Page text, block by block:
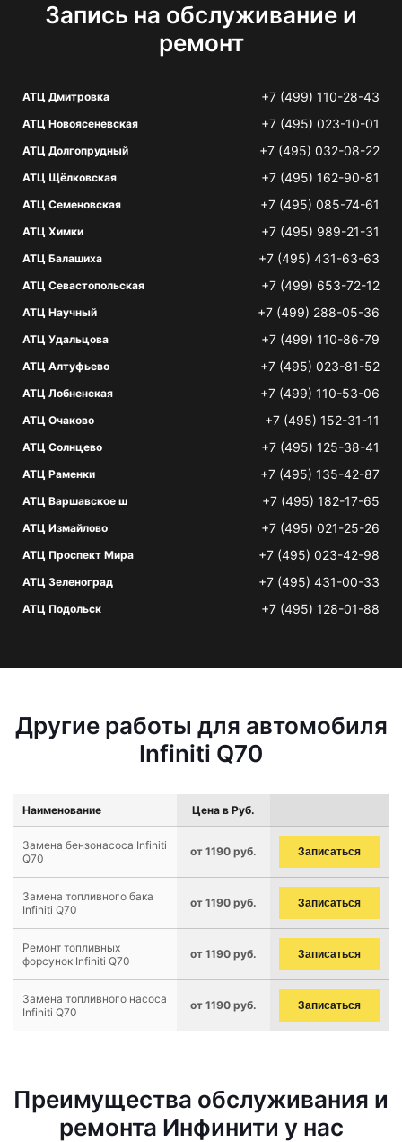
Запись на обслуживание и
ремонт
АТЦ Дмитровка +7 (499) 110-28-43
АТЦ Новоясеневская +7 (495) 023-10-01
АТЦ Долгопрудный +7 (495) 032-08-22
АТЦ Щёлковская +7 (495) 162-90-81
АТЦ Семеновская +7 (495) 085-74-61
АТЦ Химки +7 (495) 989-21-31
АТЦ Балашиха +7 (495) 431-63-63
АТЦ Севастопольская +7 (499) 653-72-12
АТЦ Научный +7 (499) 288-05-36
АТЦ Удальцова +7 (499) 110-86-79
АТЦ Алтуфьево +7 (495) 023-81-52
АТЦ Лобненская +7 (499) 110-53-06
АТЦ Очаково +7 (495) 152-31-11
АТЦ Солнцево +7 (495) 125-38-41
АТЦ Раменки +7 (495) 135-42-87
АТЦ Варшавское ш +7 (495) 182-17-65
АТЦ Измайлово +7 (495) 021-25-26
АТЦ Проспект Мира +7 (495) 023-42-98
АТЦ Зеленоград +7 (495) 431-00-33
АТЦ Подольск +7 (495) 128-01-88
Другие работы для автомобиля
Infiniti Q70
Наименование Цена в Руб.
Замена бензонасоса Infiniti
Q70
от 1190 руб. Записаться
Замена топливного бака
Infiniti Q70
от 1190 руб. Записаться
Ремонт топливных
форсунок Infiniti Q70
от 1190 руб. Записаться
Замена топливного насоса
Infiniti Q70
от 1190 руб. Записаться
Преимущества обслуживания и
ремонта Инфинити у нас